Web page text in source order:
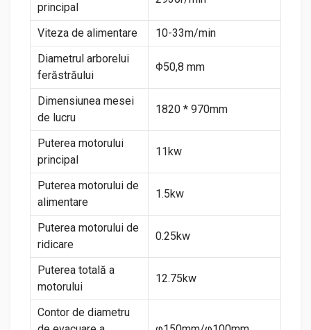
principal
Viteza de alimentare
10-33m/min
Diametrul arborelui
ferăstrăului
Φ50,8 mm
Dimensiunea mesei
de lucru
1820 * 970mm
Puterea motorului
principal
11kw
Puterea motorului de
alimentare
1.5kw
Puterea motorului de
ridicare
0.25kw
Puterea totală a
motorului
12.75kw
Contor de diametru